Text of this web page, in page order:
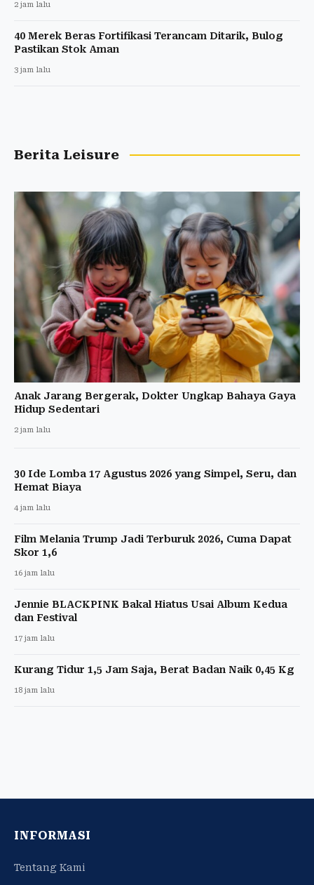
2 jam lalu
40 Merek Beras Fortifikasi Terancam Ditarik, Bulog
Pastikan Stok Aman
3 jam lalu
Berita Leisure
Anak Jarang Bergerak, Dokter Ungkap Bahaya Gaya
Hidup Sedentari
2 jam lalu
30 Ide Lomba 17 Agustus 2026 yang Simpel, Seru, dan
Hemat Biaya
4 jam lalu
Film Melania Trump Jadi Terburuk 2026, Cuma Dapat
Skor 1,6
16 jam lalu
Jennie BLACKPINK Bakal Hiatus Usai Album Kedua
dan Festival
17 jam lalu
Kurang Tidur 1,5 Jam Saja, Berat Badan Naik 0,45 Kg
18 jam lalu
INFORMASI
Tentang Kami